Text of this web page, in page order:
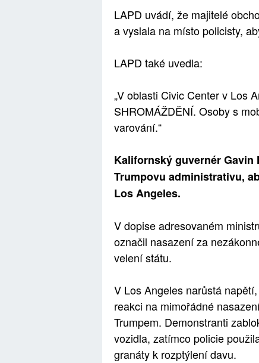
LAPD uvádí, že majitelé
a vyslala na místo policisty,
LAPD také uvedla:
„V oblasti Civic Center v Los
SHROMÁŽDĚNÍ. Osoby s
varování.“
Kalifornský guvernér Gavin
Trumpovu administrativu,
Los Angeles.
V dopise adresovaném
označil nasazení za
velení státu.
V Los Angeles narůstá
reakci na mimořádné
Trumpem. Demonstranti
vozidla, zatímco policie
granáty k rozptýlení davu.